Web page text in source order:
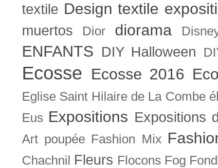
textile Design textile
muertos Dior diorama
ENFANTS DIY Halloween
Ecosse Ecosse 2016
Eglise Saint Hilaire de La Combe
Eus Expositions Expositions
Art poupée Fashion Mix
Chachnil Fleurs Flocons Fog